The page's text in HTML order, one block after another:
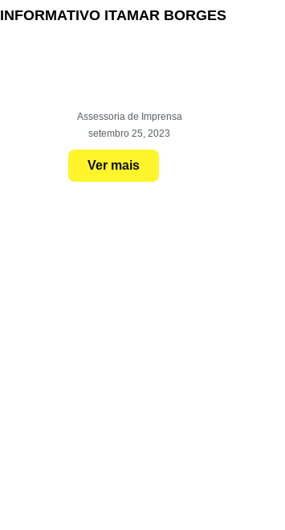
INFORMATIVO ITAMAR BORGES
Assessoria de Imprensa
setembro 25, 2023
Ver mais